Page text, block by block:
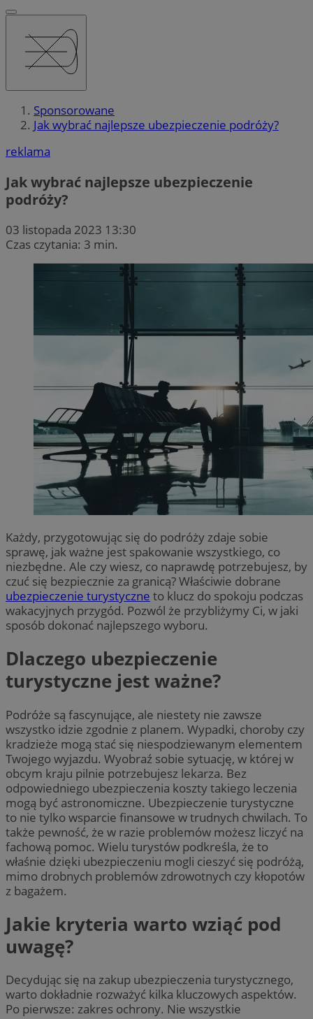
Sponsorowane
Jak wybrać najlepsze ubezpieczenie podróży?
reklama
Jak wybrać najlepsze ubezpieczenie
podróży?
03 listopada 2023 13:30
Czas czytania: 3 min.
Każdy, przygotowując się do podróży zdaje sobie
sprawę, jak ważne jest spakowanie wszystkiego, co
niezbędne. Ale czy wiesz, co naprawdę potrzebujesz, by
czuć się bezpiecznie za granicą? Właściwie dobrane
ubezpieczenie turystyczne to klucz do spokoju podczas
wakacyjnych przygód. Pozwól że przybliżymy Ci, w jaki
sposób dokonać najlepszego wyboru.
Dlaczego ubezpieczenie
turystyczne jest ważne?
Podróże są fascynujące, ale niestety nie zawsze
wszystko idzie zgodnie z planem. Wypadki, choroby czy
kradzieże mogą stać się niespodziewanym elementem
Twojego wyjazdu. Wyobraź sobie sytuację, w której w
obcym kraju pilnie potrzebujesz lekarza. Bez
odpowiedniego ubezpieczenia koszty takiego leczenia
mogą być astronomiczne. Ubezpieczenie turystyczne
to nie tylko wsparcie finansowe w trudnych chwilach. To
także pewność, że w razie problemów możesz liczyć na
fachową pomoc. Wielu turystów podkreśla, że to
właśnie dzięki ubezpieczeniu mogli cieszyć się podróżą,
mimo drobnych problemów zdrowotnych czy kłopotów
z bagażem.
Jakie kryteria warto wziąć pod
uwagę?
Decydując się na zakup ubezpieczenia turystycznego,
warto dokładnie rozważyć kilka kluczowych aspektów.
Po pierwsze: zakres ochrony. Nie wszystkie